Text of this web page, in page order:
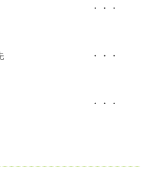
留意点 ・・・
相談先 ・・・
料 ・・・